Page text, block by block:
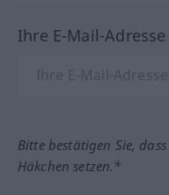
Ihre E-Mail-
Bitte bestätigen Sie,
Häkchen setzen.*